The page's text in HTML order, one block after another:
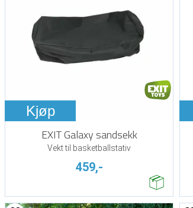
Kjøp
EXIT Galaxy sandsekk
Vekt til basketballstativ
459,-